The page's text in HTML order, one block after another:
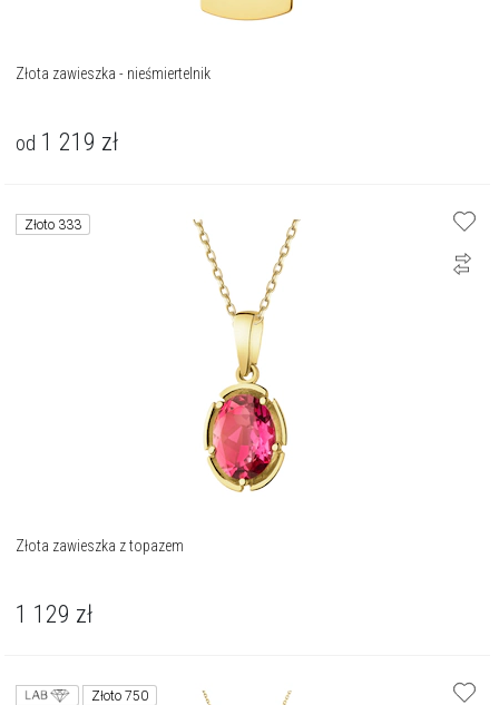
Złota zawieszka - nieśmiertelnik
od 1 219 zł
Złoto 333
Złota zawieszka z topazem
1 129 zł
Złoto 750